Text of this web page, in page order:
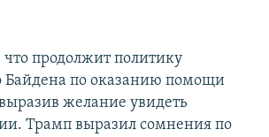
продолжит политику
Байдена по оказанию помощи
желание увидеть
Трамп выразил сомнения по